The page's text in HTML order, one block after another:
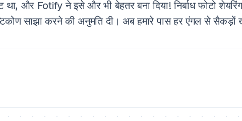
था, और Fotify ने इसे और भी बेहतर बना दिया! निर्बाध फोटो
साझा करने की अनुमति दी। अब हमारे पास हर एंगल से सैकड़ों